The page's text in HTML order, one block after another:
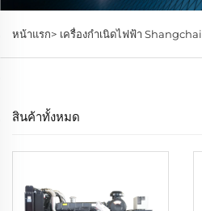
หน้าแรก> เครื่องกำเนิดไฟฟ้า Shangchai
สินค้าทั้งหมด